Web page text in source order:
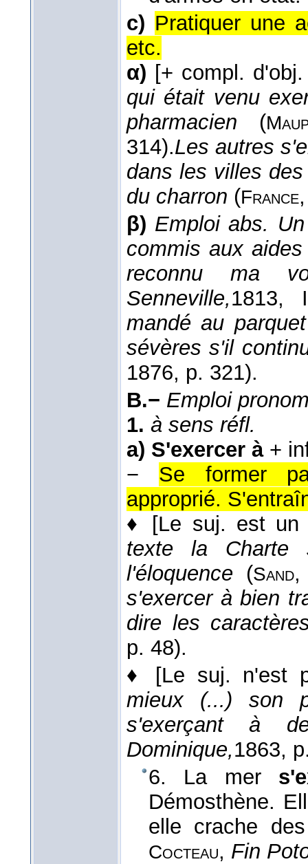
c) Pratiquer une
etc.
α) [+ compl.
qui était venu
pharmacien (
314).Les autres
dans les villes
du charron (France
β) Emploi abs.
commis aux
reconnu ma
Senneville,1813,
mandé au
sévères s'il
1876, p. 321).
B.− Emploi
1. à sens réfl.
a) S'exercer à+
− Se former
approprié.
♦ [Le suj. est un
texte la Charte
l'éloquence (Sand
s'exercer à bien
dire les
p. 48).
♦ [Le suj. n'est
mieux (...) son
s'exerçant à
Dominique,1863,
6. La mer
Démosthène.
elle crache
Cocteau, Fin